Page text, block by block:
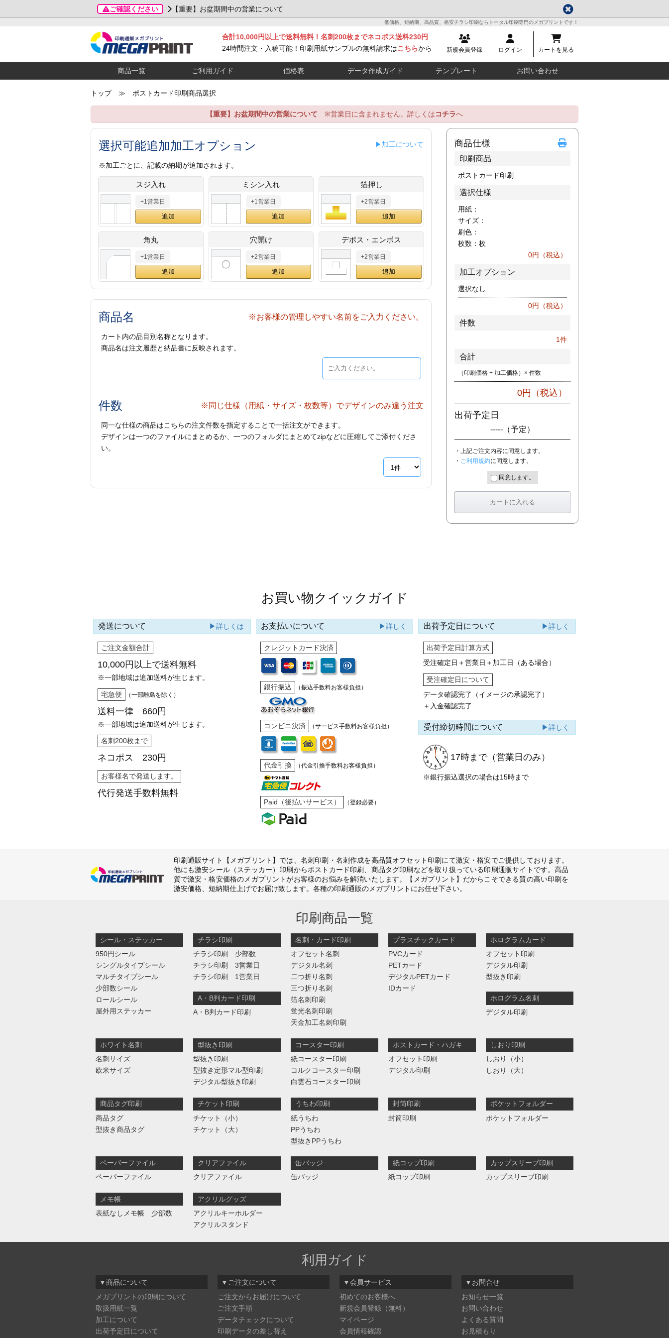
ご確認ください 【重要】お盆期間中の営業について
低価格、短納期、高品質、格安チラシ印刷ならトータル印刷専門のメガプリントです！
新規会員登録 ログイン カートを見る
合計10,000円以上で送料無料！名刺200枚までネコポス送料230円
24時間注文・入稿可能！印刷用紙サンプルの無料請求はこちらから
商品一覧 ご利用ガイド 価格表 データ作成ガイド テンプレート お問い合わせ
トップ≫ ポストカード印刷商品選択
【重要】お盆期間中の営業について ※営業日に含まれません。詳しくはコチラへ
選択可能追加加工オプション ▶加工について
※加工ごとに、記載の納期が追加されます。
スジ入れ
+1営業日
ミシン入れ
+1営業日
箔押し
+2営業日
角丸
+1営業日
穴開け
+2営業日
デボス・エンボス
+2営業日
商品名 ※お客様の管理しやすい名前をご入力ください。
カート内の品目別名称となります。
商品名は注文履歴と納品書に反映されます。
件数 ※同じ仕様（用紙・サイズ・枚数等）でデザインのみ違う注文
同一な仕様の商品はこちらの注文件数を指定することで一括注文ができます。
デザインは一つのファイルにまとめるか、一つのフォルダにまとめてzipなどに圧縮してご添付くださ
い。
商品仕様
印刷商品
ポストカード印刷
選択仕様
用紙：
サイズ：
刷色：
枚数： 枚
0円（税込）
加工オプション
選択なし
0円（税込）
件数
1件
合計
（印刷価格 + 加工価格）× 件数
0円（税込）
出荷予定日
----- （予定）
・上記ご注文内容に同意します。
・ ご利用規約に同意します。
同意します。
お買い物クイックガイド
発送について ▶詳しくは
ご注文金額合計
10,000円以上で送料無料
※一部地域は追加送料が生じます。
宅急便 （一部離島を除く）
送料一律 660円
※一部地域は追加送料が生じます。
名刺200枚まで
ネコポス 230円
お客様名で発送します。
代行発送手数料無料
お支払いについて ▶詳しく
クレジットカード決済
銀行振込 （振込手数料お客様負担）
コンビニ決済 （サービス手数料お客様負担）
代金引換 （代金引換手数料お客様負担）
Paid（後払いサービス） （登録必要）
出荷予定日について ▶詳しく
出荷予定日計算方式
受注確定日＋営業日＋加工日（ある場合）
受注確定日について
データ確認完了（イメージの承認完了）
＋入金確認完了
受付締切時間について ▶詳しく
17時まで（営業日のみ）
※銀行振込選択の場合は15時まで
印刷通販サイト【メガプリント】では、名刺印刷・名刺作成を高品質オフセット印刷にて激安・格安でご提供しております。
他にも激安シール（ステッカー）印刷からポストカード印刷、商品タグ印刷などを取り扱っている印刷通販サイトです。高品
質で激安・格安価格のメガプリントがお客様のお悩みを解消いたします。【メガプリント】だからこそできる質の高い印刷を
激安価格、短納期仕上げでお届け致します。各種の印刷通販のメガプリントにお任せ下さい。
印刷商品一覧
シール・ステッカー
950円シール
シングルタイプシール
マルチタイプシール
少部数シール
ロールシール
屋外用ステッカー
チラシ印刷
チラシ印刷 少部数
チラシ印刷 3営業日
チラシ印刷 1営業日
A・B判カード印刷
A・B判カード印刷
名刺・カード印刷
オフセット名刺
デジタル名刺
二つ折り名刺
三つ折り名刺
箔名刺印刷
蛍光名刺印刷
天金加工名刺印刷
プラスチックカード
PVCカード
PETカード
デジタルPETカード
IDカード
ホログラムカード
オフセット印刷
デジタル印刷
型抜き印刷
ホログラム名刺
デジタル印刷
ホワイト名刺
名刺サイズ
欧米サイズ
型抜き印刷
型抜き印刷
型抜き定形マル型印刷
デジタル型抜き印刷
コースター印刷
紙コースター印刷
コルクコースター印刷
白雲石コースター印刷
ポストカード・ハガキ
オフセット印刷
デジタル印刷
しおり印刷
しおり（小）
しおり（大）
商品タグ印刷
商品タグ
型抜き商品タグ
チケット印刷
チケット（小）
チケット（大）
うちわ印刷
紙うちわ
PPうちわ
型抜きPPうちわ
封筒印刷
封筒印刷
ポケットフォルダー
ポケットフォルダー
ペーパーファイル
ペーパーファイル
クリアファイル
クリアファイル
缶バッジ
缶バッジ
紙コップ印刷
紙コップ印刷
カップスリーブ印刷
カップスリーブ印刷
メモ帳
表紙なしメモ帳 少部数
アクリルグッズ
アクリルキーホルダー
アクリルスタンド
利用ガイド
▼商品について
メガプリントの印刷について
取扱用紙一覧
加工について
出荷予定日について
▼ご注文について
ご注文からお届けについて
ご注文手順
データチェックについて
印刷データの差し替え
▼会員サービス
初めてのお客様へ
新規会員登録（無料）
マイページ
会員情報確認
▼お問合せ
お知らせ一覧
お問い合わせ
よくある質問
お見積もり